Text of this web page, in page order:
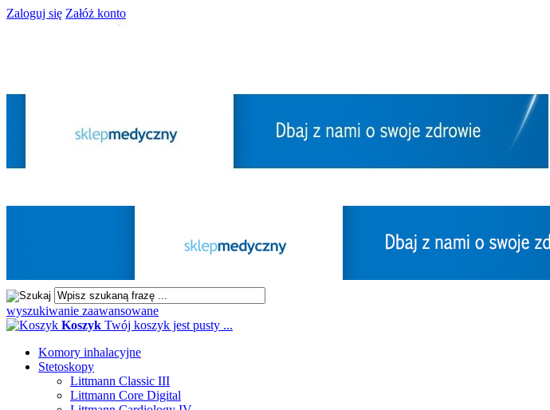
Zaloguj się Załóż konto
wyszukiwanie zaawansowane
Koszyk Twój koszyk jest pusty ...
Komory inhalacyjne
Stetoskopy
Littmann Classic III
Littmann Core Digital